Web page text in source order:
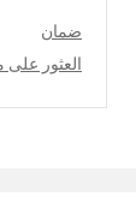
ضمان
العثور على